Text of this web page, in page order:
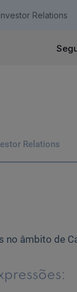
Investor Relations
Relations
no âmbito de